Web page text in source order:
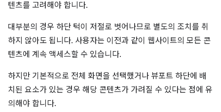
텐츠를 고려해야 합니다.
대부분의 경우 하단 턱이 저절로 벗어나므로 별도의 조치를 취
하지 않아도 됩니다. 사용자는 이전과 같이 웹사이트의 모든 콘
텐츠에 계속 액세스할 수 있습니다.
하지만 기본적으로 전체 화면을 선택했거나 뷰포트 하단에 배
치된 요소가 있는 경우 해당 콘텐츠가 가려질 수 있다는 점에 유
의해야 합니다.